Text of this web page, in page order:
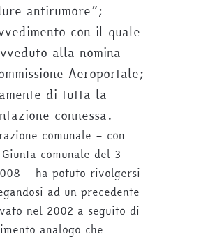
antirumore”;
con il quale
alla nomina
Aeroportale;
di tutta la
connessa.
comunale – con
comunale del 3
– ha potuto rivolgersi
ad un precedente
nel 2002 a seguito di
analogo che